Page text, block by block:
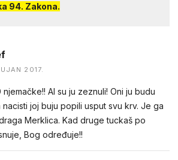
94. Zakona.
2017.
Al su ju zeznuli! Oni ju budu
joj buju popili usput svu krv. Je ga
Merklica. Kad druge tuckaš po
Bog određuje!!